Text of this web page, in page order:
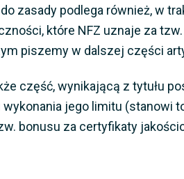
zasady podlega również, w
które NFZ uznaje za
piszemy w dalszej części
część, wynikającą z tytułu
jego limitu (stanowi
bonusu za certyfikaty